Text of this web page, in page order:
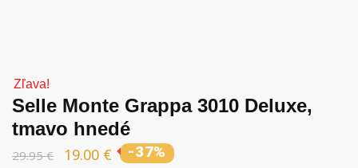
Zľava!
Selle Monte Grappa 3010 Deluxe,
tmavo hnedé
29.95€ 19.00 € -37%